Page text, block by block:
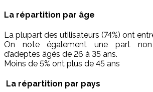
La répartition par âge
La plupart des utilisateurs (74%) ont
On note également une part non
d’adeptes âgés de 26 à 35 ans.
Moins de 5% ont plus de 45 ans
La répartition par pays